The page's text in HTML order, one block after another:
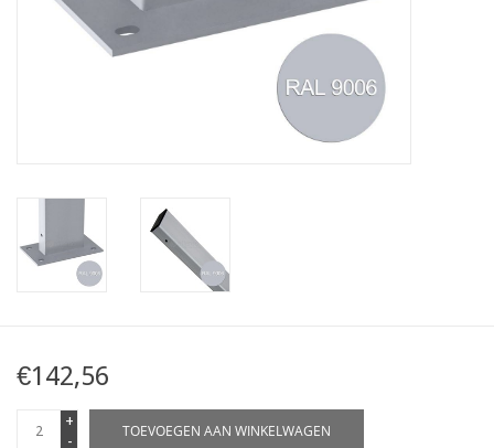
€142,56
+
-
TOEVOEGEN AAN WINKELWAGEN